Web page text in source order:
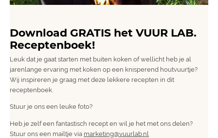
Download GRATIS het VUUR LAB.
Receptenboek!
Leuk dat je gaat starten met buiten koken of wellicht heb je al
jarenlange ervaring met koken op een knisperend houtvuurtje?
Wij inspireren je graag met deze lekkere recepten in dit
receptenboek.
Stuur je ons een leuke foto?
Heb je zelf een fantastisch recept en wil je het met ons delen?
Stuur ons een mailtje via marketing@vuurlab.nl